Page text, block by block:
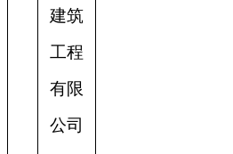
建筑
工程
有限
公司